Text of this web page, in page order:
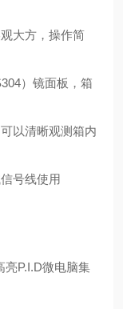
大方，操作简
）镜面板，箱
以清晰观测箱内
号线使用
亮P.I.D微电脑集